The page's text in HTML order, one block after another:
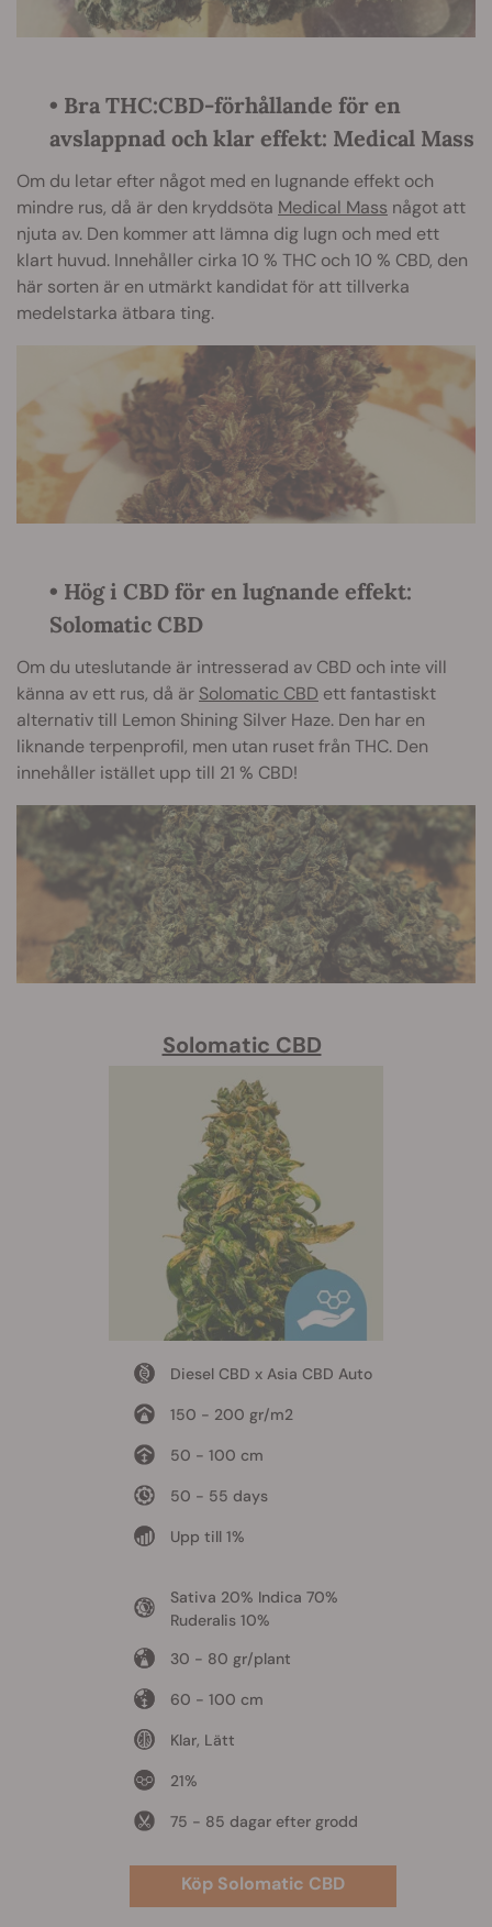
• Bra THC:CBD-förhållande för en
avslappnad och klar effekt: Medical Mass
Om du letar efter något med en lugnande effekt och
mindre rus, då är den kryddsöta Medical Mass något att
njuta av. Den kommer att lämna dig lugn och med ett
klart huvud. Innehåller cirka 10 % THC och 10 % CBD, den
här sorten är en utmärkt kandidat för att tillverka
medelstarka ätbara ting.
• Hög i CBD för en lugnande effekt:
Solomatic CBD
Om du uteslutande är intresserad av CBD och inte vill
känna av ett rus, då är Solomatic CBD ett fantastiskt
alternativ till Lemon Shining Silver Haze. Den har en
liknande terpenprofil, men utan ruset från THC. Den
innehåller istället upp till 21 % CBD!
Solomatic CBD
Diesel CBD x Asia CBD Auto
150 - 200 gr/m2
50 - 100 cm
50 - 55 days
Upp till 1%
Sativa 20% Indica 70%
Ruderalis 10%
30 - 80 gr/plant
60 - 100 cm
Klar, Lätt
21%
75 - 85 dagar efter grodd
Köp Solomatic CBD